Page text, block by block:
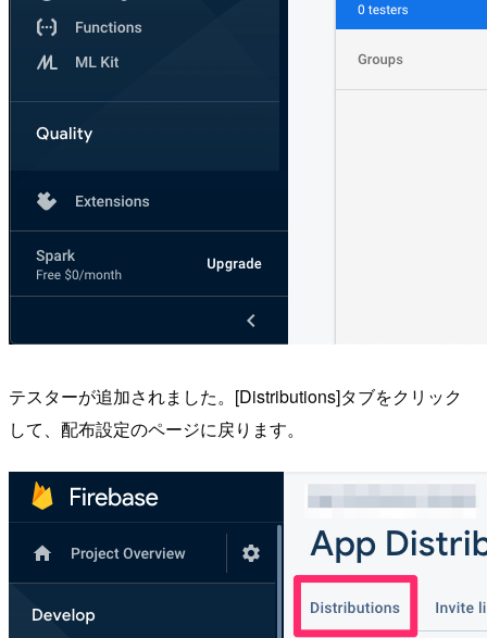
テスターが追加されました。[Distributions]タブをクリック
して、配布設定のページに戻ります。